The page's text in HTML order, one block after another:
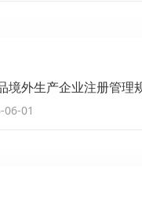
境外生产企业注册管理
06-01